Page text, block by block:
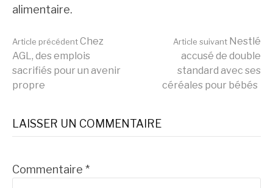
alimentaire.
Lire
la
suite
Article précédentChez
AGL, des emplois
sacrifiés pour un avenir
propre
Article suivant Nestlé
accusé de double
standard avec ses
céréales pour bébés
LAISSER UN COMMENTAIRE
Commentaire *